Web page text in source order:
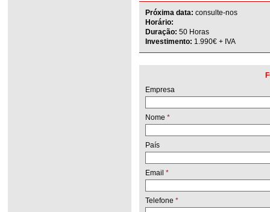
Próxima data: consulte-nos
Horário:
Duração: 50 Horas
Investimento: 1.990€ + IVA
Empresa
Nome *
País
Email *
Telefone *